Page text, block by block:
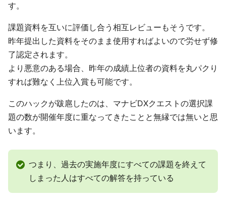
す。
課題資料を互いに評価し合う相互レビューもそうです。
昨年提出した資料をそのまま使用すればよいので労せず修
了認定されます。
より悪意のある場合、昨年の成績上位者の資料を丸パクり
すれば難なく上位入賞も可能です。
このハックが跋扈したのは、マナビDXクエストの選択課
題の数が開催年度に重なってきたことと無縁では無いと思
います。
つまり、過去の実施年度にすべての課題を終えて
しまった人はすべての解答を持っている